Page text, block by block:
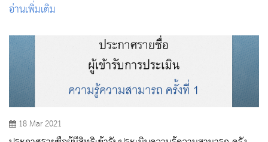
อ่านเพิ่มเติม
18 Mar 2021